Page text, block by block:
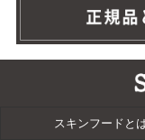
スキンフードと